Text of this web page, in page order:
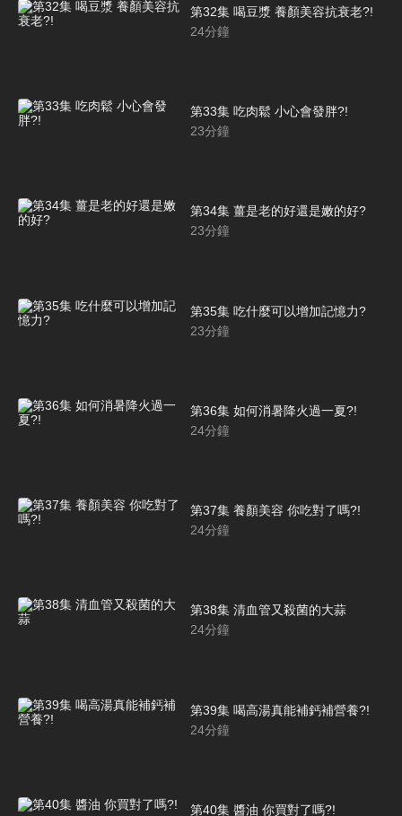
第32集 喝豆漿 養顏美容抗衰老?!
24分鐘
第33集 吃肉鬆 小心會發胖?!
23分鐘
第34集 薑是老的好還是嫩的好?
23分鐘
第35集 吃什麼可以增加記憶力?
23分鐘
第36集 如何消暑降火過一夏?!
24分鐘
第37集 養顏美容 你吃對了嗎?!
24分鐘
第38集 清血管又殺菌的大蒜
24分鐘
第39集 喝高湯真能補鈣補營養?!
24分鐘
第40集 醬油 你買對了嗎?!